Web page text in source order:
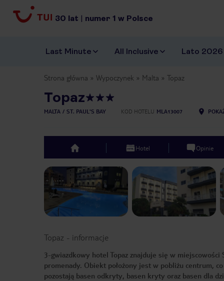
30 lat | numer 1 w Polsce
Last Minute All Inclusive Lato 2026
Strona główna Wypoczynek Malta Topaz
Topaz
MALTA ST. PAUL'S BAY KOD HOTELU MLA13007
top Hotel Opinie
Previous slide
Topaz - informacje
3-gwiazdkowy hotel Topaz znajduje się w miejscowości
promenady. Obiekt położony jest w pobliżu centrum,
pozostają basen odkryty, basen kryty oraz basen dla